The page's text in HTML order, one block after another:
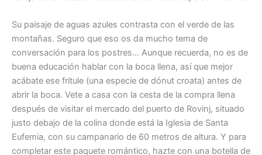
Su paisaje de aguas azules contrasta con el verde de las
montañas. Seguro que eso os da mucho tema de
conversación para los postres… Aunque recuerda, no es de
buena educación hablar con la boca llena, así que mejor
acábate ese fritule (una especie de dónut croata) antes de
abrir la boca. Vete a casa con la cesta de la compra llena
después de visitar el mercado del puerto de Rovinj, situado
justo debajo de la colina donde está la Iglesia de Santa
Eufemia, con su campanario de 60 metros de altura. Y para
completar este paquete romántico, hazte con una botella de